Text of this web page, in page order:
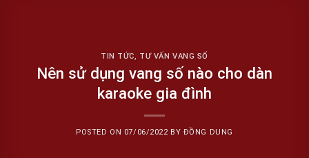
TIN TỨC, TƯ VẤN VANG SỐ
Nên sử dụng vang số nào cho dàn
karaoke gia đình
POSTED ON 07/06/2022BY ĐỒNG DUNG